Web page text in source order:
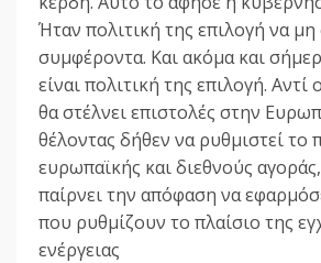
Ήταν πολιτική της επιλογή να
συμφέροντα. Και ακόμα και
είναι πολιτική της επιλογή.
θα στέλνει επιστολές στην
θέλοντας δήθεν να ρυθμιστεί το
ευρωπαϊκής και διεθνούς αγοράς,
παίρνει την απόφαση να
που ρυθμίζουν το πλαίσιο της
ενέργειας